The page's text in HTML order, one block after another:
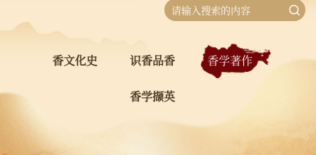
香文化史 识香品香 香学著作
香学撷英